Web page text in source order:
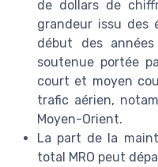
de dollars de
grandeur issu des
début des
soutenue portée
court et moyen
trafic aérien,
Moyen-Orient.
La part de la
total MRO peut